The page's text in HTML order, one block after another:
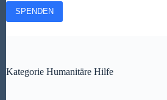
SPENDEN
Kategorie Humanitäre Hilfe